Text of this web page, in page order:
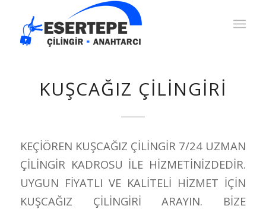
KUŞCAĞIZ ÇİLİNGİRİ
KEÇİÖREN KUŞCAĞIZ ÇİLİNGİR 7/24 UZMAN
ÇİLİNGİR KADROSU İLE HİZMETİNİZDEDİR.
UYGUN FİYATLI VE KALİTELİ HİZMET İÇİN
KUŞCAĞIZ ÇİLİNGİRİ ARAYIN. BİZE